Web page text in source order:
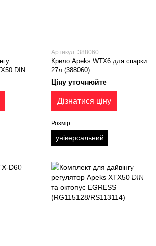
DIN та
Артикул: 388060
Крило Apeks WTX6 для спарки
27л (388060)
Ціну уточнюйте
Дізнатися ціну
Розмір
універсальний